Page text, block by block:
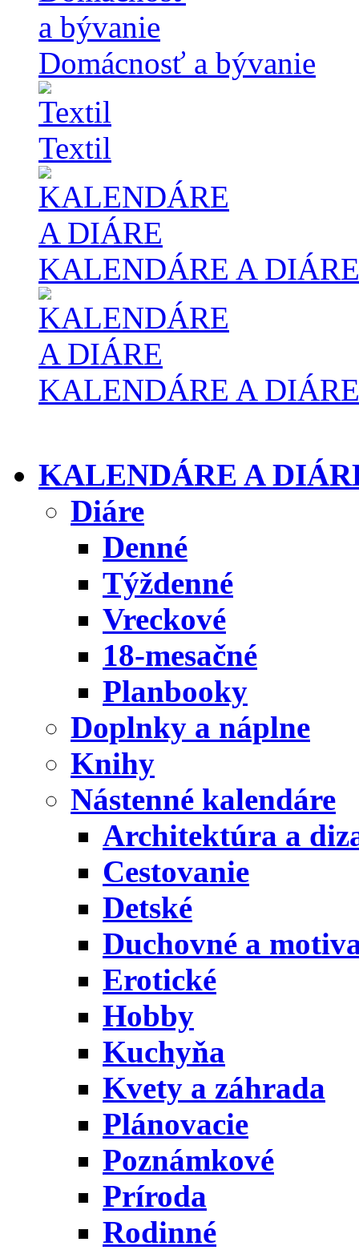
Domácnosť a bývanie
Textil
KALENDÁRE A DIÁRE
KALENDÁRE A DIÁRE
KALENDÁRE A
Diáre
Denné
Týždenné
Vreckové
18-mesačné
Planbooky
Doplnky a náplne
Knihy
Nástenné kalendáre
Architektúra a
Cestovanie
Detské
Duchovné a
Erotické
Hobby
Kuchyňa
Kvety a záhrada
Plánovacie
Poznámkové
Príroda
Rodinné